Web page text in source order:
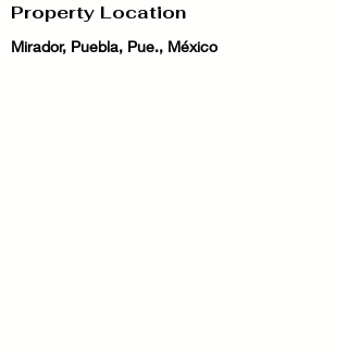
Property Location
Mirador, Puebla, Pue., México